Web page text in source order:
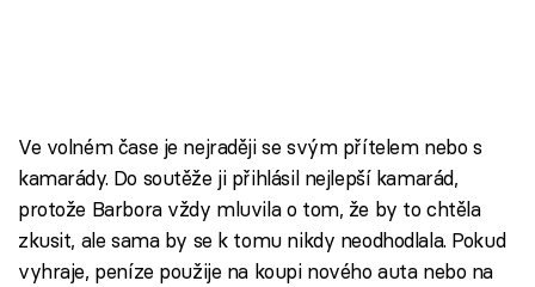
Ve volném čase je nejraději se svým přítelem nebo s
kamarády. Do soutěže ji přihlásil nejlepší kamarád,
protože Barbora vždy mluvila o tom, že by to chtěla
zkusit, ale sama by se k tomu nikdy neodhodlala. Pokud
vyhraje, peníze použije na koupi nového auta nebo na